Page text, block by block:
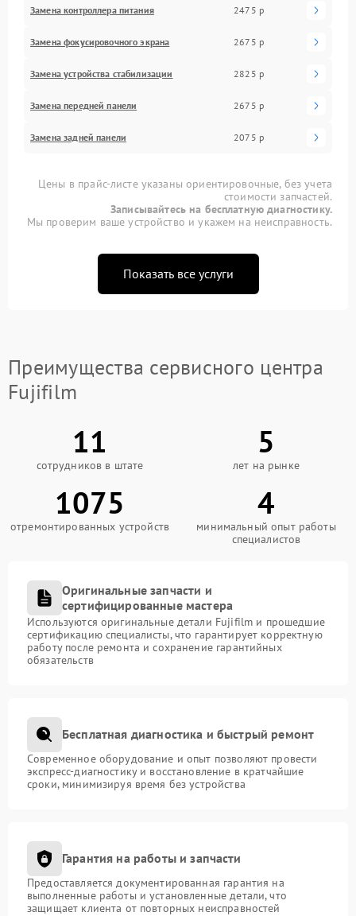
Замена контроллера питания 2475 р
Замена фокусировочного экрана 2675 р
Замена устройства стабилизации 2825 р
Замена передней панели 2675 р
Замена задней панели 2075 р
Цены в прайс-листе указаны ориентировочные, без учета
стоимости запчастей.
Записывайтесь на бесплатную диагностику.
Мы проверим ваше устройство и укажем на неисправность.
Показать все услуги
Преимущества сервисного центра
Fujifilm
11
сотрудников в штате
5
лет на рынке
1075
отремонтированных устройств
4
минимальный опыт работы
специалистов
Оригинальные запчасти и
сертифицированные мастера
Используются оригинальные детали Fujifilm и прошедшие
сертификацию специалисты, что гарантирует корректную
работу после ремонта и сохранение гарантийных
обязательств
Бесплатная диагностика и быстрый ремонт
Современное оборудование и опыт позволяют провести
экспресс-диагностику и восстановление в кратчайшие
сроки, минимизируя время без устройства
Гарантия на работы и запчасти
Предоставляется документированная гарантия на
выполненные работы и установленные детали, что
защищает клиента от повторных неисправностей